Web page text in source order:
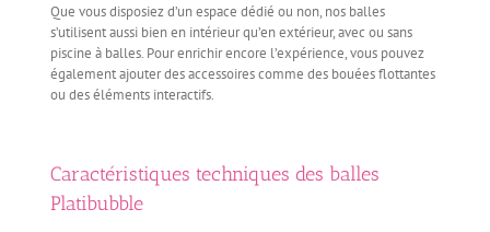
Que vous disposiez d’un espace dédié ou non, nos balles
s’utilisent aussi bien en intérieur qu’en extérieur, avec ou sans
piscine à balles. Pour enrichir encore l’expérience, vous pouvez
également ajouter des accessoires comme des bouées flottantes
ou des éléments interactifs.
Caractéristiques techniques des balles
Platibubble